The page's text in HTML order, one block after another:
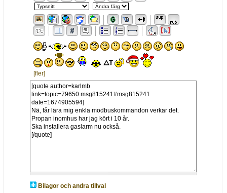
[fler]
Bilagor och andra tillval